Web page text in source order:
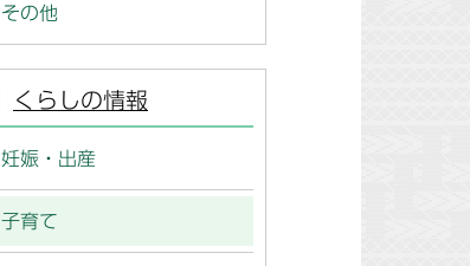
その他
くらしの情報
妊娠・出産
子育て